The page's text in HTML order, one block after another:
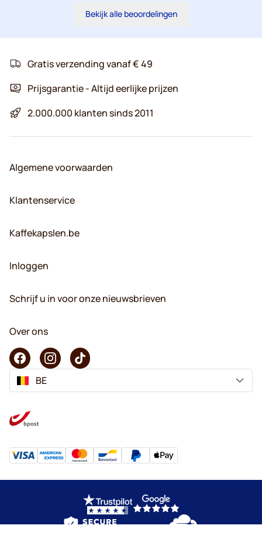
Bekijk alle beoordelingen
Gratis verzending vanaf € 49
Prijsgarantie - Altijd eerlijke prijzen
2.000.000 klanten sinds 2011
Algemene voorwaarden
Klantenservice
Kaffekapslen.be
Inloggen
Schrijf u in voor onze nieuwsbrieven
Over ons
BE